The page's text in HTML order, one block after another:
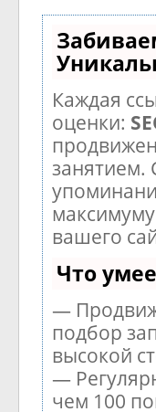
Каждая
оценки:
занятием.
вашего
Что
—
подбор
высокой
—
чем 100